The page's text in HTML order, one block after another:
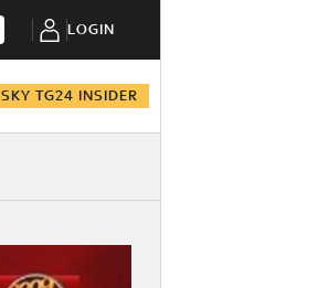
LOGIN
SKY TG24 INSIDER